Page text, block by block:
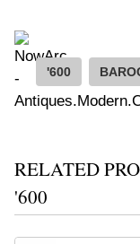
'600
RELATED
'600